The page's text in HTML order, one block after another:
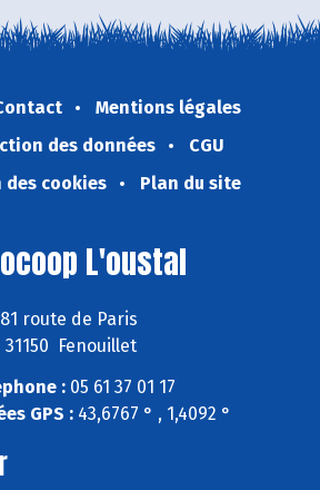
Mentions légales
des données
CGU
des cookies
Plan du site
L'oustal
81 route de Paris
31150 Fenouillet
: 05 61 37 01 17
GPS : 43,6767 ° , 1,4092 °